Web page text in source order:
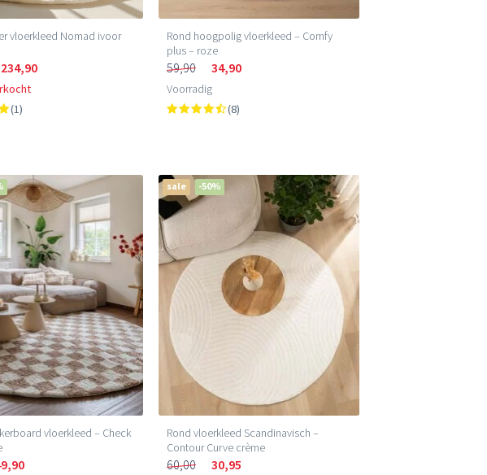
vloerkleed Nomad ivoor
234,90
(1)
Rond hoogpolig vloerkleed – Comfy
plus – roze
59,90 34,90
Voorradig
(8)
vloerkleed – Check
sale -50%
Rond vloerkleed Scandinavisch –
Contour Curve crème
60,00 30,95